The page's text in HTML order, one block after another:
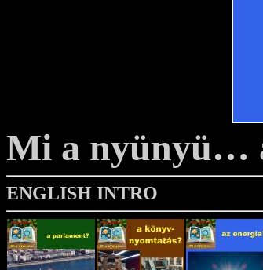
Mi a nyünyü…
ENGLISH INTRO